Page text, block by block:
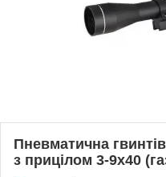
Пневматична
з прицілом 3-9x40